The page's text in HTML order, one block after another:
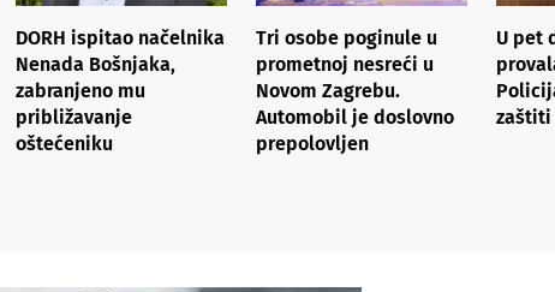
DORH ispitao načelnika
Nenada Bošnjaka,
zabranjeno mu
približavanje
oštećeniku
Tri osobe poginule u
prometnoj nesreći u
Novom Zagrebu.
Automobil je doslovno
prepolovljen
U pet
zaštiti